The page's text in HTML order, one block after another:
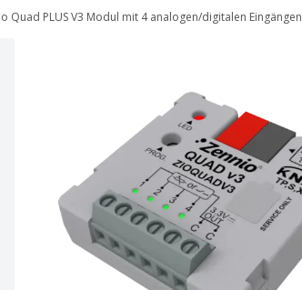
Quad PLUS V3 Modul mit 4 analogen/digitalen Eingängen